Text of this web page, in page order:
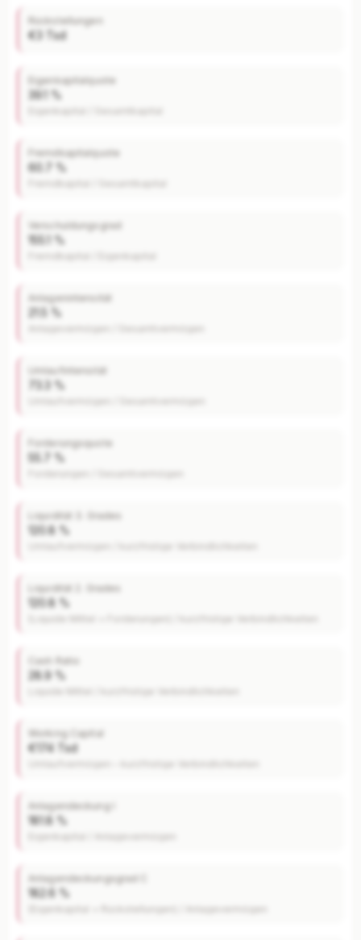
Rückstellungen
€3 Tsd
Eigenkapitalquote
39.1 %
Fremdkapitalquote
60.7 %
Verschuldungsgrad
155.1 %
Anlagenintensität
21.5 %
Umlaufintensität
73.3 %
Forderungsquote
55.7 %
Liquidität 3. Grades
120.8 %
Liquidität 2. Grades
120.8 %
Cash Ratio
28.9 %
Working Capital
€174 Tsd
Anlagendeckung I
181.8 %
Anlagendeckungsgrad C
182.6 %